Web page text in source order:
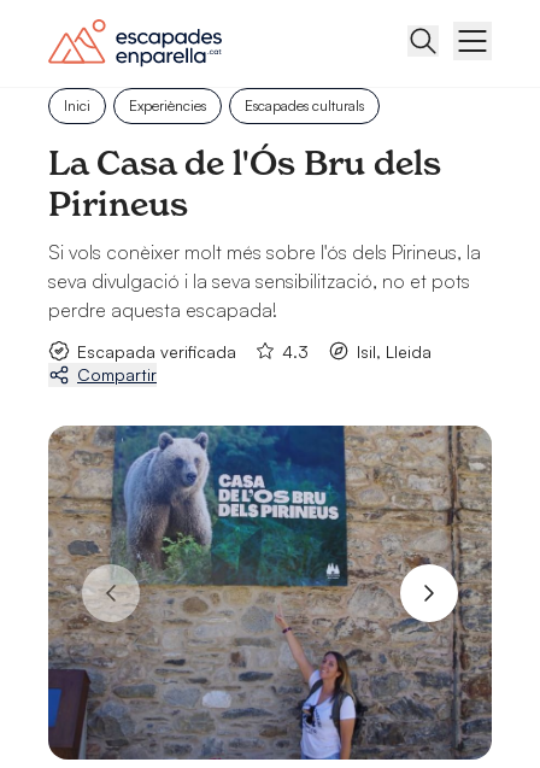
Inici Experiències Escapades culturals
La Casa de l'Ós Bru dels
Pirineus
Si vols conèixer molt més sobre l'ós dels Pirineus, la
seva divulgació i la seva sensibilització, no et pots
perdre aquesta escapada!
Escapada verificada 4.3
Isil, Lleida
Compartir